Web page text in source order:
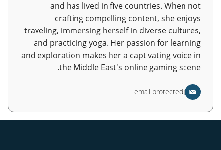
and has lived in five countries. When not
crafting compelling content, she enjoys
traveling, immersing herself in diverse cultures,
and practicing yoga. Her passion for learning
and exploration makes her a captivating voice in
the Middle East's online gaming scene.
[email protected]